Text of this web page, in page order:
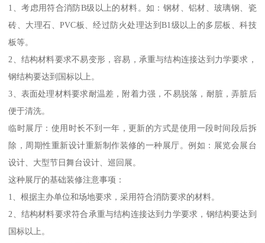
1、考虑用符合消防B级以上的材料。如：钢材、铝材、玻璃钢、瓷
砖、大理石、PVC板、经过防火处理达到B1级以上的多层板、科技
板等。
2、结构材料要求不易变形，容易，承重与结构连接达到力学要求，
钢结构要达到国标以上。
3、表面处理材料要求耐温差，附着力强，不易脱落，耐脏，弄脏后
便于清洗。
临时展厅：使用时长不到一年，更新的方式是使用一段时间段后拆
除，周期性重新设计重新制作装修的一种展厅。例如：展览会展台
设计、大型节日舞台设计、巡回展。
这种展厅的基础装修注意事项：
1、根据主办单位和场地要求，采用符合消防要求的材料。
2、结构材料要求符合承重与结构连接达到力学要求，钢结构要达到
国标以上。